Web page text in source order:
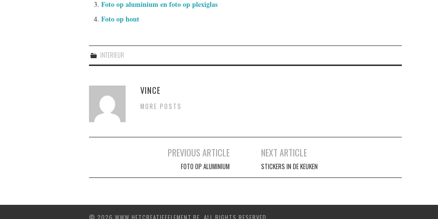
Foto op aluminium en foto op plexiglas
Foto op hout
INTERIEUR
VINCE
MORE POSTS
PREVIOUS ARTICLE
FOTO OP ALUMINIUM
NEXT ARTICLE
STICKERS IN DE KEUKEN